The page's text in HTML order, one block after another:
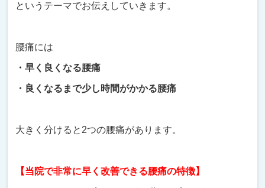
というテーマでお伝えしていきます。
腰痛には
・早く良くなる腰痛
・良くなるまで少し時間がかかる腰痛
大きく分けると2つの腰痛があります。
【当院で非常に早く改善できる腰痛の特徴】